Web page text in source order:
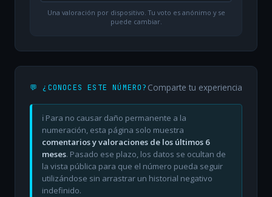
Una valoración por dispositivo. Tu voto es anónimo y se
puede cambiar.
💬 ¿CONOCES ESTE NÚMERO? Comparte tu experiencia
ℹ️ Para no causar daño permanente a la
numeración, esta página solo muestra
comentarios y valoraciones de los últimos 6
meses. Pasado ese plazo, los datos se ocultan de
la vista pública para que el número pueda seguir
utilizándose sin arrastrar un historial negativo
indefinido.